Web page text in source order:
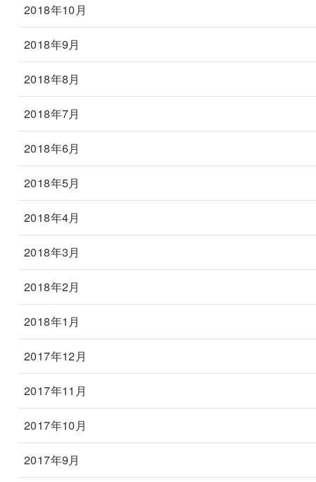
2018年10月
2018年9月
2018年8月
2018年7月
2018年6月
2018年5月
2018年4月
2018年3月
2018年2月
2018年1月
2017年12月
2017年11月
2017年10月
2017年9月